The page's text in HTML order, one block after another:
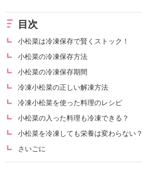
目次
小松菜は冷凍保存で賢くストック！
小松菜の冷凍保存方法
小松菜の冷凍保存期間
冷凍小松菜の正しい解凍方法
冷凍小松菜を使った料理のレシピ
小松菜の入った料理も冷凍できる？
小松菜を冷凍しても栄養は変わらない？
さいごに